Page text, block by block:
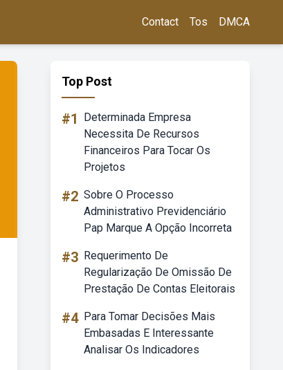
Contact Tos DMCA
Top Post
#1
Determinada Empresa
Necessita De Recursos
Financeiros Para Tocar Os
Projetos
#2 Sobre O Processo
Administrativo Previdenciário
Pap Marque A Opção Incorreta
#3 Requerimento De
Regularização De Omissão De
Prestação De Contas Eleitorais
#4 Para Tomar Decisões Mais
Embasadas E Interessante
Analisar Os Indicadores